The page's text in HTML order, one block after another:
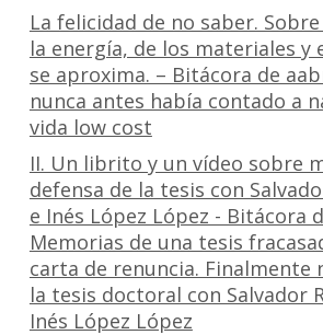
La felicidad de no saber.
la energía, de los materiales y
se aproxima. – Bitácora de
nunca antes había contado a
vida low cost
II. Un librito y un vídeo sobre
defensa de la tesis con
e Inés López López - Bitácora
Memorias de una tesis
carta de renuncia. Finalmente
la tesis doctoral con Salvador
Inés López López